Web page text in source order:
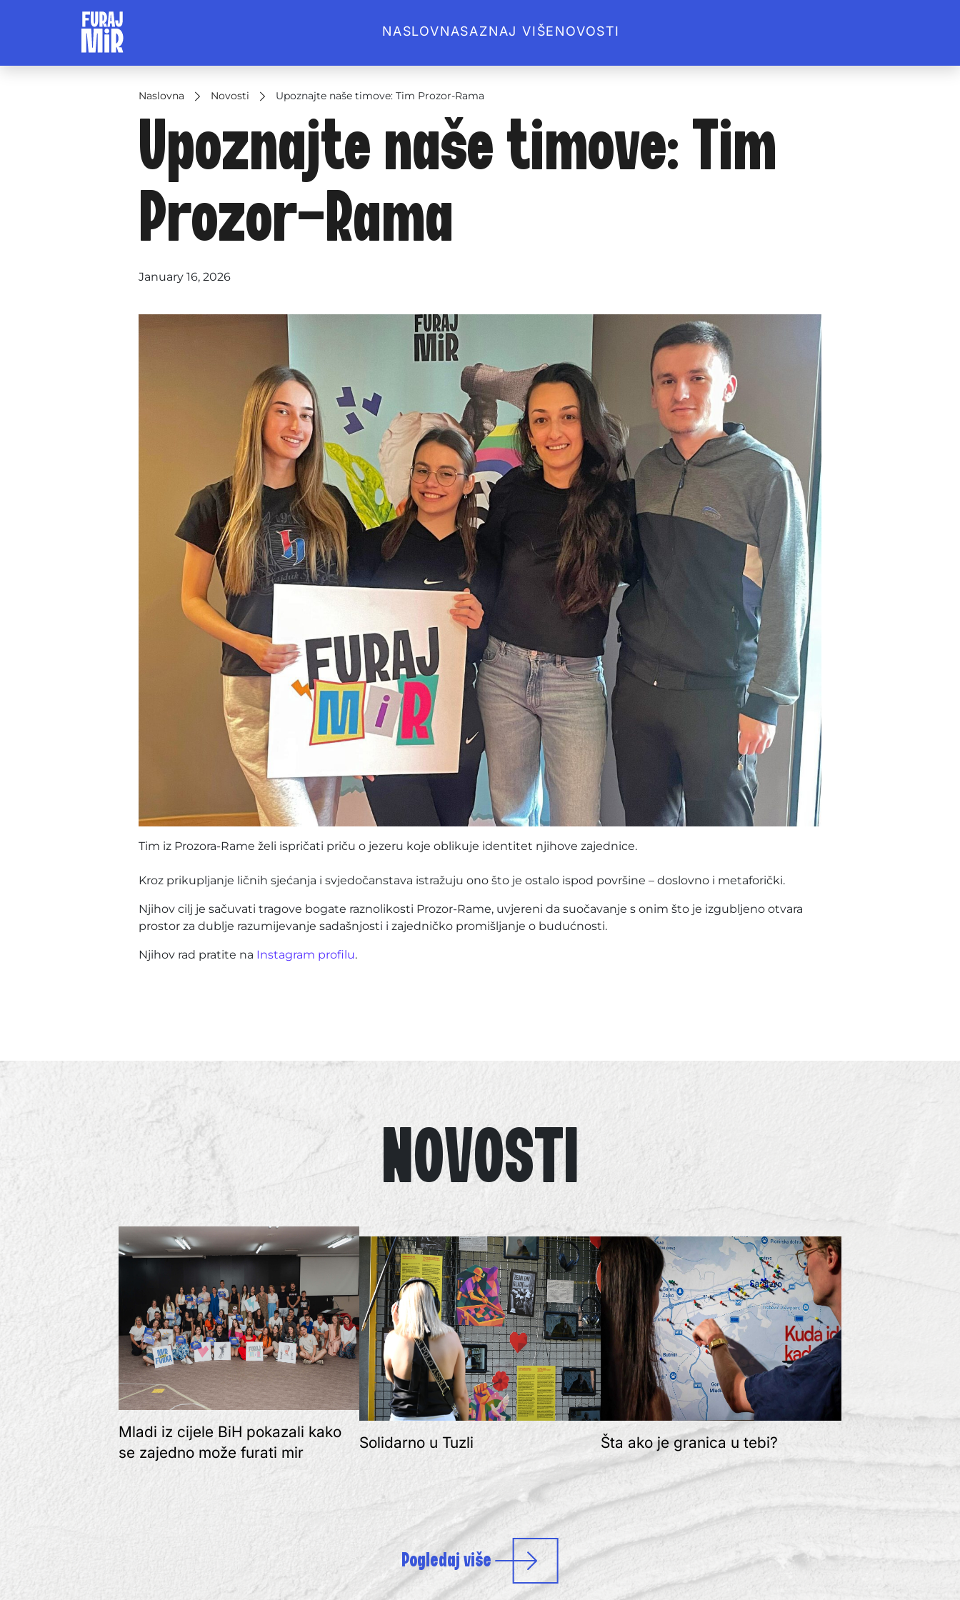
NASLOVNASAZNAJ VIŠENOVOSTI
Naslovna Novosti Upoznajte naše timove: Tim Prozor-Rama
Upoznajte naše timove: Tim
Prozor-Rama
January 16, 2026
Tim iz Prozora-Rame želi ispričati priču o jezeru koje oblikuje identitet njihove zajednice.
Kroz prikupljanje ličnih sjećanja i svjedočanstava istražuju ono što je ostalo ispod površine – doslovno i metaforički.
Njihov cilj je sačuvati tragove bogate raznolikosti Prozor-Rame, uvjereni da suočavanje s onim što je izgubljeno otvara
prostor za dublje razumijevanje sadašnjosti i zajedničko promišljanje o budućnosti.
Njihov rad pratite na Instagram profilu.
NOVOSTI
Mladi iz cijele BiH pokazali kako
se zajedno može furati mir
Solidarno u Tuzli Šta ako je granica u tebi?
Pogledaj više